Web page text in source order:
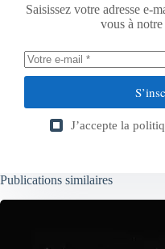
Saisissez votre adresse e-
vous à
J’accepte la
Publications similaires